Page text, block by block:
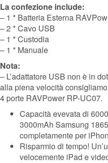
La confezione include:
– 1 * Batteria Esterna
– 2 * Cavo USB
– 1 * Custodia
– 1 * Manuale
Nota:
– L’adattatore USB non è in
alla piena velocità
4 porte RAVPower RP-UC07.
Capacità evevata di
3000mAh Samsung
completamente per
Risparmio di tempo!
velocemente iPad e